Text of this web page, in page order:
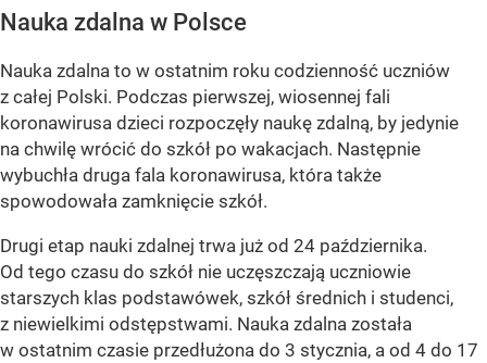
Nauka zdalna w Polsce
Nauka zdalna to w ostatnim roku codzienność uczniów
z całej Polski. Podczas pierwszej, wiosennej fali
koronawirusa dzieci rozpoczęły naukę zdalną, by jedynie
na chwilę wrócić do szkół po wakacjach. Następnie
wybuchła druga fala koronawirusa, która także
spowodowała zamknięcie szkół.
Drugi etap nauki zdalnej trwa już od 24 października.
Od tego czasu do szkół nie uczęszczają uczniowie
starszych klas podstawówek, szkół średnich i studenci,
z niewielkimi odstępstwami. Nauka zdalna została
w ostatnim czasie przedłużona do 3 stycznia, a od 4 do 17